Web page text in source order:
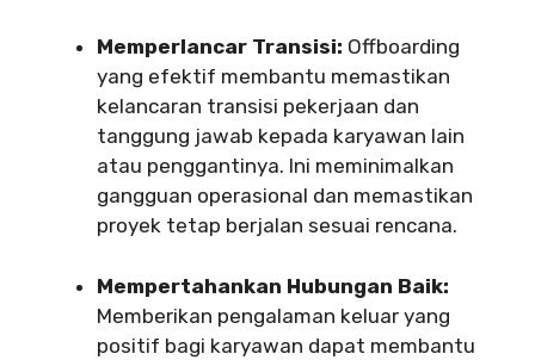
Memperlancar Transisi: Offboarding
yang efektif membantu memastikan
kelancaran transisi pekerjaan dan
tanggung jawab kepada karyawan lain
atau penggantinya. Ini meminimalkan
gangguan operasional dan memastikan
proyek tetap berjalan sesuai rencana.
Mempertahankan Hubungan Baik:
Memberikan pengalaman keluar yang
positif bagi karyawan dapat membantu